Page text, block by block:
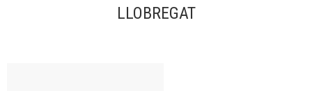
LLOBREGAT